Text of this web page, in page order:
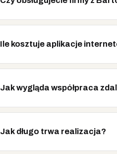
Ile kosztuje aplikacje
Jak wygląda współpraca
Jak długo trwa realizacja?